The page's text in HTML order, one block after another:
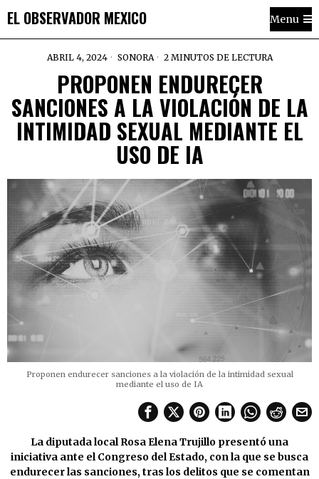
EL OBSERVADOR MEXICO Menu
ABRIL 4, 2024 SONORA 2 MINUTOS DE LECTURA
PROPONEN ENDURECER
SANCIONES A LA VIOLACIÓN DE LA
INTIMIDAD SEXUAL MEDIANTE EL
USO DE IA
Proponen endurecer sanciones a la violación de la intimidad sexual
mediante el uso de IA
La diputada local Rosa Elena Trujillo presentó una
iniciativa ante el Congreso del Estado, con la que se busca
endurecer las sanciones, tras los delitos que se comentan